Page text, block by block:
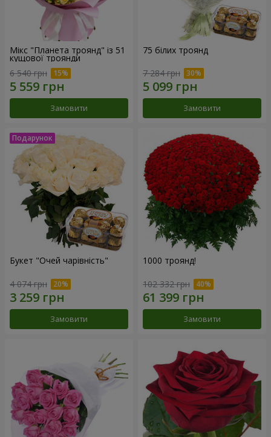
Мікс "Планета троянд" із 51
кущової троянди
6 540 грн
Замовити
75 білих троянд
7 284 грн
Замовити
Букет "Очей чарівність"
4 074 грн
Замовити
1000 троянд!
102 332 грн
Замовити